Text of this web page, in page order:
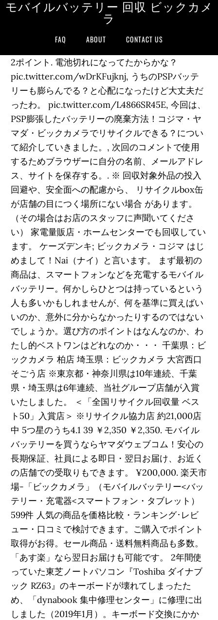
モバイルバッテリー 回収 ビックカメ
ラ
FAQ ABOUT CONTACT US
2ポイント. 電池切れになってたからかな？
pic.twitter.com/wDrKFujknj, うちのPSPバッテ
リーも膨らんでる？と心配になったけど大丈夫だ
ったわ。 pic.twitter.com/L4866SR45E, 今回は、
PSP膨張したバッテリーの廃棄方法！コジマ・ヤ
マダ・ビックカメラでリサイクルできる？につい
て紹介していきました。, 次回のコメントで使用
するためブラウザーに自分の名前、メールアドレ
ス、サイトを保存する。. ※ 回収対象外品の投入
回避や、安全面への配慮から、 リサイクルbox缶
が店舗の目につく場所にない場合 があります。
（その場合はお店のスタッフに声聞いてくださ
い） 家電量販店・ホームセンターでも回収してい
ます。 ケーズデンキ; ビックカメラ・コジマ はじ
めまして！Nai（ナイ）と言います。 まず最初の
商品は、スマートフォンなどを充電するモバイル
バッテリー。何かしらひとつは持っているという
人も多いかもしれませんが、何を基準に買えばい
いのか、意外に分からなかったりするのではない
でしょうか。選び方のポイントはなんなのか、わ
たし的ベストワンはどれなのか・・・ 千葉県：ビ
ックカメラ 柏店 埼玉県：ビックカメラ 大宮西口
そごう店 ※東京都・神奈川県は10年連続、千葉
県・埼玉県は6年連続、当社グループ店舗が入賞
いたしました。 ＜「全国リサイクル回収量 ベス
ト50」入賞店＞ ※リサイクル協力店 約21,000店
中 5つ星のうち4.1 39 ￥2,350 ￥2,350. モバイル
バッテリーを買うならヤマダウェブコム！安心の
長期保証、社員による即日・翌日お届け、お近く
の店舗での受取りもできます。 ¥200,000. 楽天市
場-「ビックカメラ」（モバイルバッテリー<バッ
テリー・充電器<スマートフォン・タブレット）
599件 人気の商品を価格比較・ランキング･レビ
ュー・口コミで検討できます。ご購入でポイント
取得がお得。セール商品・送料無料商品も多数。
「あす楽」なら翌日お届けも可能です。 2年間使
っていた東芝ノートパソコン『Toshiba ダイナブ
ック RZ63』のキーボードが壊れてしまったた
め、「dynabook 集中修理センター」に修理に出
しました（2019年1月）。キーボード交換にかか